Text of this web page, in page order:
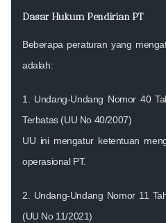
Dasar Hukum Pendirian PT
Beberapa peraturan yang
adalah:
1. Undang-Undang Nomor 40
Terbatas (UU No 40/2007)
UU ini mengatur ketentuan
operasional PT.
2. Undang-Undang Nomor 11
(UU No 11/2021)